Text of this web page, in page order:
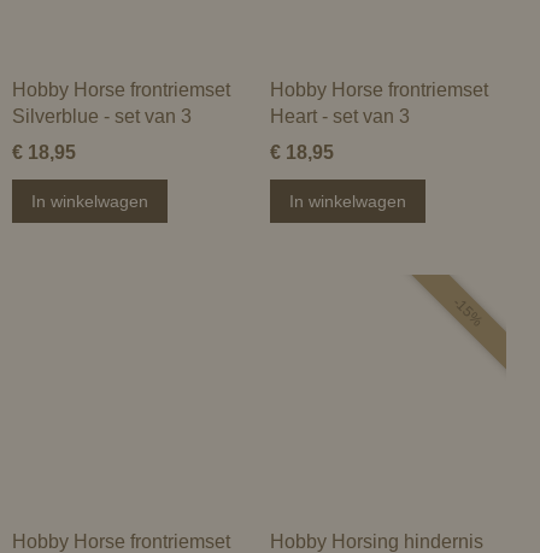
Hobby Horse frontriemset
Silverblue - set van 3
€ 18,95
In winkelwagen
Hobby Horse frontriemset
Heart - set van 3
€ 18,95
In winkelwagen
Hobby Horse frontriemset
-15%
Hobby Horsing hindernis